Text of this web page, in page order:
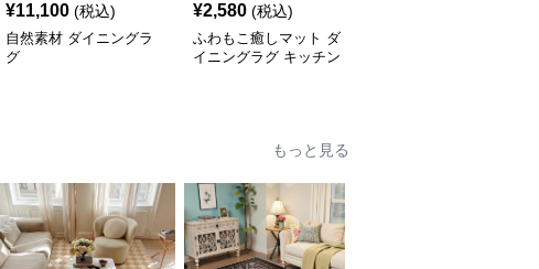
¥11,100 (税込)
自然素材 ダイニングラ
グ
¥2,580 (税込)
ふわもこ癒しマット ダ
イニングラグ キッチン
もっと見る